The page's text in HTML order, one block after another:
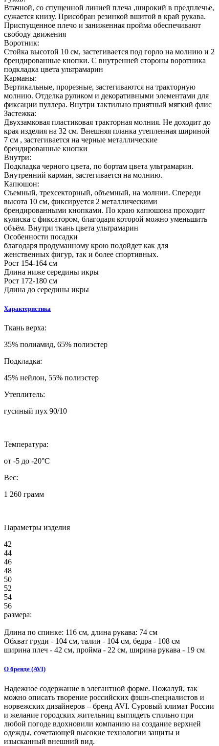
Втачной, со спущенной линией плеча ,широкий в предплечье,
сужается книзу. Присобран резинкой вшитой в край рукава.
Приспущенное плечо и заниженная пройма обеспечивают
свободу движения
Воротник:
Стойка высотой 10 см, застегивается под горло на молнию и 2
брендированные кнопки. С внутренней стороны воротника
подкладка цвета ультрамарин
Карманы:
Вертикальные, прорезные, застегиваются на тракторную
молнию. Отделка руликом и декоративными элементами для
фиксации пуллера. Внутри тактильно приятный мягкий флис
Застежка:
Двухзамковая пластиковая тракторная молния. Не доходит до
края изделия на 32 см. Внешняя планка утепленная шириной
7 см , застегивается на черные металлические
брендированные кнопки
Внутри:
Подкладка черного цвета, по бортам цвета ультрамарин.
Внутренний карман, застегивается на молнию.
Капюшон:
Съемный, трехсекторный, объемный, на молнии. Спереди
высота 10 см, фиксируется 2 металлическими
брендированными кнопками. По краю капюшона проходит
кулиска с фиксатором, благодаря которой можно уменьшить
объём. Внутри ткань цвета ультрамарин
Особенности посадки
благодаря продуманному крою подойдет как для
женственных фигур, так и более спортивных.
Рост 154-164 см
Длина ниже середины икры
Рост 172-180 см
Длина до середины икры
Характеристика
Ткань верха:
35% полиамид, 65% полиэстер
Подкладка:
45% нейлон, 55% полиэстер
Утеплитель:
гусиный пух 90/10
Температура:
от -5 до -20°C
Вес:
1 260 грамм
Параметры изделия
42
44
46
48
50
52
54
56
размера:
Длина по спинке: 116 см, длина рукава: 74 см
Обхват груди - 104 см, талии - 104 см, бедра - 108 см
ширина плеч - 42 см, пройма - 22 см, ширина рукава - 19 см
О бренде (AVI)
Надежное содержание в элегантной форме. Пожалуй, так
можно описать творение российских фэшн-специалистов и
норвежских дизайнеров – бренд AVI. Суровый климат России
и желание городских жительниц выглядеть стильно при
любой погоде вдохновили компанию на создание верхней
одежды, сочетающей высокие технологии защиты и
изысканный внешний вид.